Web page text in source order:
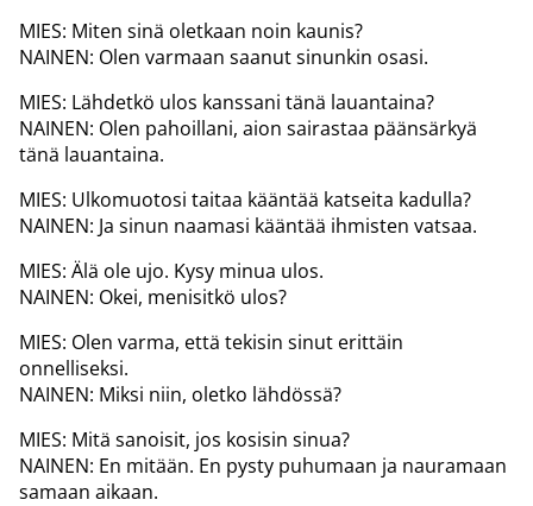
MIES: Miten sinä oletkaan noin kaunis?
NAINEN: Olen varmaan saanut sinunkin osasi.
MIES: Lähdetkö ulos kanssani tänä lauantaina?
NAINEN: Olen pahoillani, aion sairastaa päänsärkyä
tänä lauantaina.
MIES: Ulkomuotosi taitaa kääntää katseita kadulla?
NAINEN: Ja sinun naamasi kääntää ihmisten vatsaa.
MIES: Älä ole ujo. Kysy minua ulos.
NAINEN: Okei, menisitkö ulos?
MIES: Olen varma, että tekisin sinut erittäin
onnelliseksi.
NAINEN: Miksi niin, oletko lähdössä?
MIES: Mitä sanoisit, jos kosisin sinua?
NAINEN: En mitään. En pysty puhumaan ja nauramaan
samaan aikaan.